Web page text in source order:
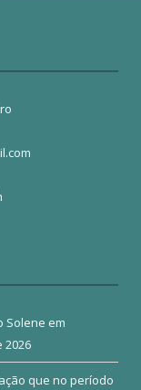
Solene em
2026
que no período